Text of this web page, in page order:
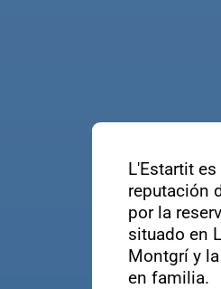
L'Estartit
reputación
por la
situado en
Montgrí y
en familia.